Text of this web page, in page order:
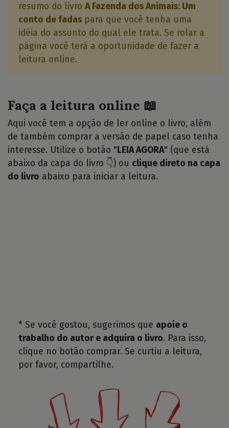
resumo do livro A Fazenda dos Animais: Um
conto de fadas para que você tenha uma
idéia do assunto do qual ele trata. Se rolar a
página você terá a oportunidade de fazer a
leitura online.
Faça a leitura online 📖
Aqui você tem a opção de ler online o livro, além
de também comprar a versão de papel caso tenha
interesse. Utilize o botão " LEIA AGORA" (que está
abaixo da capa do livro 👇) ou clique direto na capa
do livro abaixo para iniciar a leitura.
* Se você gostou, sugerimos que apoie o
trabalho do autor e adquira o livro. Para isso,
clique no botão comprar. Se curtiu a leitura,
por favor, compartilhe.